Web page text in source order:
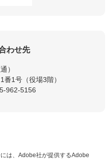
わせ先
1号（役場3階）
962-5156
は、Adobe社が提供するAdobe